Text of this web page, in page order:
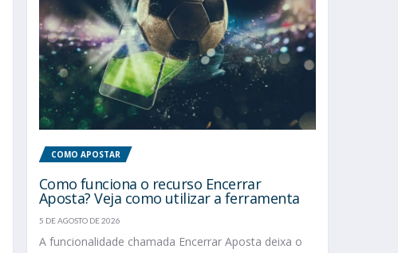
COMO APOSTAR
Como funciona o recurso Encerrar
Aposta? Veja como utilizar a ferramenta
5 DE AGOSTO DE 2026
A funcionalidade chamada Encerrar Aposta deixa o